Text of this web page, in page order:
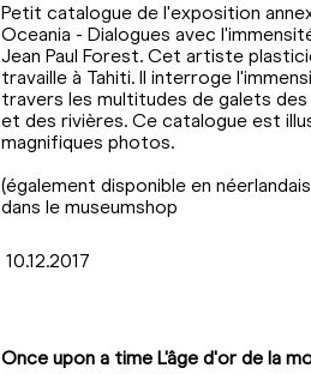
Petit catalogue de l'exposition
Oceania - Dialogues avec
Jean Paul Forest. Cet artiste
travaille à Tahiti. Il interroge
travers les multitudes de galets des
et des rivières. Ce catalogue est
magnifiques photos.
(également disponible en
dans le museumshop
10.12.2017
Once upon a time L'âge d'or de la